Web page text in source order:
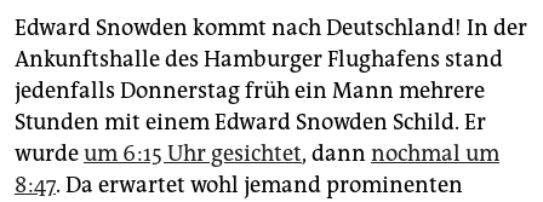
gesellschaft
kultur
sport
berlin
Edward Snowden kommt nach Deutschland! In der
Ankunftshalle des Hamburger Flughafens stand
jedenfalls Donnerstag früh ein Mann mehrere
Stunden mit einem Edward Snowden Schild. Er
wurdeum 6:15 Uhr gesichtet, dann nochmal um
8:47. Da erwartet wohl jemand prominenten